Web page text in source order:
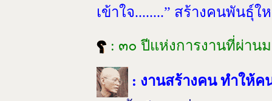
เข้าใจ........” สร้างคนพันธุ์
: ๓๐ ปีแห่งการงานที่ผ่าน
: งานสร้างคน ทำให้